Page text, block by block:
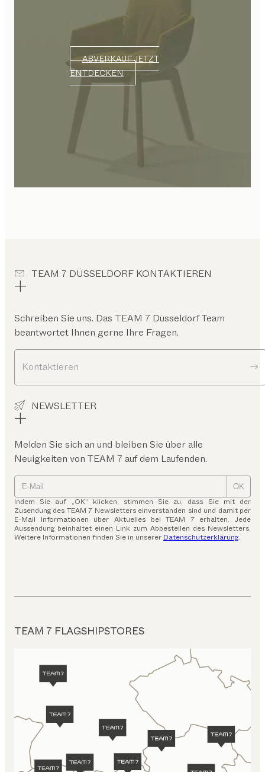
ABVERKAUF JETZT
ENTDECKEN
TEAM 7 DÜSSELDORF KONTAKTIEREN
Schreiben Sie uns. Das TEAM 7 DüsseldorfTeam
beantwortet Ihnen gerne Ihre Fragen.
Kontaktieren
NEWSLETTER
Melden Sie sich an und bleiben Sie über alle
Neuigkeiten von TEAM 7 auf dem Laufenden.
OK
Indem Sie auf „OK“ klicken, stimmen Sie zu, dass Sie mit der
Zusendung des TEAM 7 Newsletters einverstanden sind und damit per
E-Mail Informationen über Aktuelles bei TEAM 7 erhalten. Jede
Aussendung beinhaltet einen Link zum Abbestellen des Newsletters.
Weitere Informationen finden Sie in unserer Datenschutzerklärung.
TEAM 7 FLAGSHIPSTORES